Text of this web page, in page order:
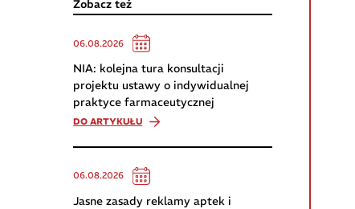
Zobacz też
06.08.2026
NIA: kolejna tura konsultacji
projektu ustawy o indywidualnej
praktyce farmaceutycznej
DO ARTYKUŁU
06.08.2026
Jasne zasady reklamy aptek i